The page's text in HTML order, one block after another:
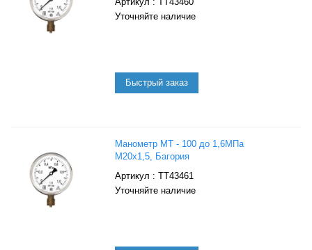
Уточняйте наличие
Манометр МТ - 100 до 1,6МПа
М20х1,5, Багория
: ТТ43461
Уточняйте наличие